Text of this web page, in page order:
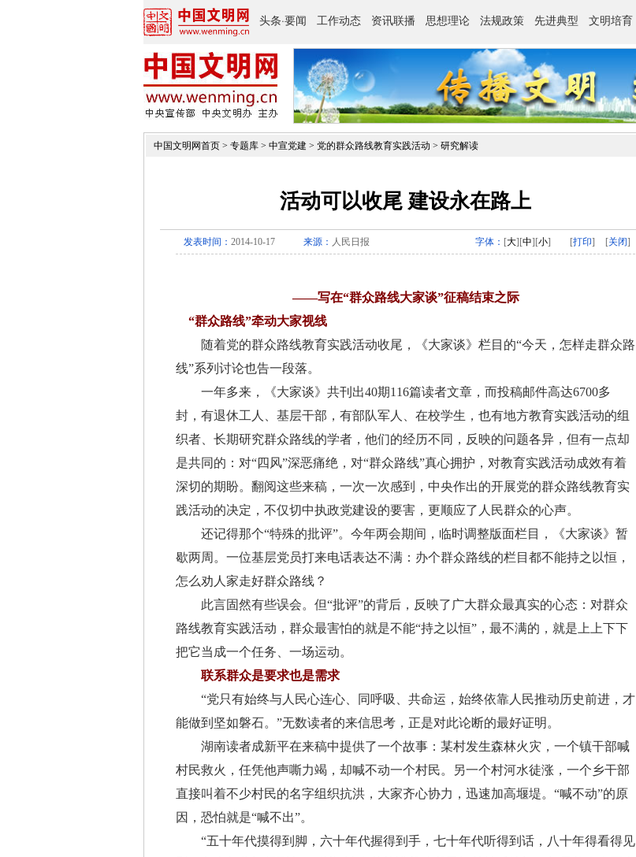
中国文明网首页 > 专题库 > 中宣党建 > 党的群众路线教育实践活动 > 研究解读
活动可以收尾 建设永在路上
发表时间： 2014-10-17 来源： 人民日报 字体： [大][中][小] [打印] [关闭]
——写在“群众路线大家谈”征稿结束之际
“群众路线”牵动大家视线
随着党的群众路线教育实践活动收尾，《大家谈》栏目的“今天，怎样走群众路
线”系列讨论也告一段落。
一年多来，《大家谈》共刊出40期116篇读者文章，而投稿邮件高达6700多
封，有退休工人、基层干部，有部队军人、在校学生，也有地方教育实践活动的组
织者、长期研究群众路线的学者，他们的经历不同，反映的问题各异，但有一点却
是共同的：对“四风”深恶痛绝，对“群众路线”真心拥护，对教育实践活动成效有着
深切的期盼。翻阅这些来稿，一次一次感到，中央作出的开展党的群众路线教育实
践活动的决定，不仅切中执政党建设的要害，更顺应了人民群众的心声。
还记得那个“特殊的批评”。今年两会期间，临时调整版面栏目，《大家谈》暂
歇两周。一位基层党员打来电话表达不满：办个群众路线的栏目都不能持之以恒，
怎么劝人家走好群众路线？
此言固然有些误会。但“批评”的背后，反映了广大群众最真实的心态：对群众
路线教育实践活动，群众最害怕的就是不能“持之以恒”，最不满的，就是上上下下
把它当成一个任务、一场运动。
联系群众是要求也是需求
“党只有始终与人民心连心、同呼吸、共命运，始终依靠人民推动历史前进，才
能做到坚如磐石。”无数读者的来信思考，正是对此论断的最好证明。
湖南读者成新平在来稿中提供了一个故事：某村发生森林火灾，一个镇干部喊
村民救火，任凭他声嘶力竭，却喊不动一个村民。另一个村河水徒涨，一个乡干部
直接叫着不少村民的名字组织抗洪，大家齐心协力，迅速加高堰堤。“喊不动”的原
因，恐怕就是“喊不出”。
“五十年代摸得到脚，六十年代握得到手，七十年代听得到话，八十年得看得见